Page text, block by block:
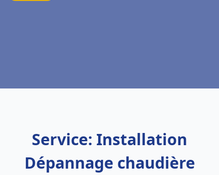
Service: Installation
Dépannage chaudière